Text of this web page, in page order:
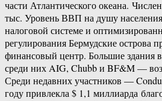
части Атлантического океана.
тыс. Уровень ВВП на душу
налоговой системе и
регулирования Бермудские острова
финансовый центр. Большие здания
среди них AIG, Chubb и BF&M —
Среди недавних участников —
году привлекла $ 1,1 миллиарда